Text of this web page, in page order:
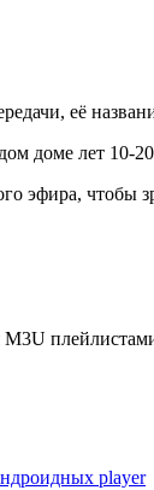
её
доме лет 10-20
чтобы
player